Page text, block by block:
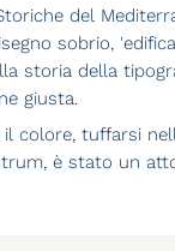
del
sobrio,
storia della
giusta.
colore, tuffarsi
è stato un